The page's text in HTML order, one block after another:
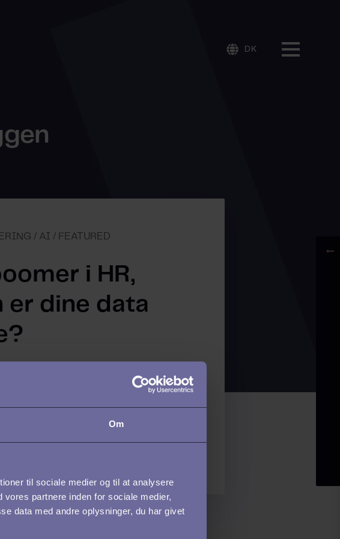
Om
til sociale medier og til at analysere
partnere inden for sociale medier,
data med andre oplysninger, du har givet
DK
/ AI / FEATURED
i HR,
er dine data
AI i HR åbner for et enormt
men kun hvis
og sikkerhed tages